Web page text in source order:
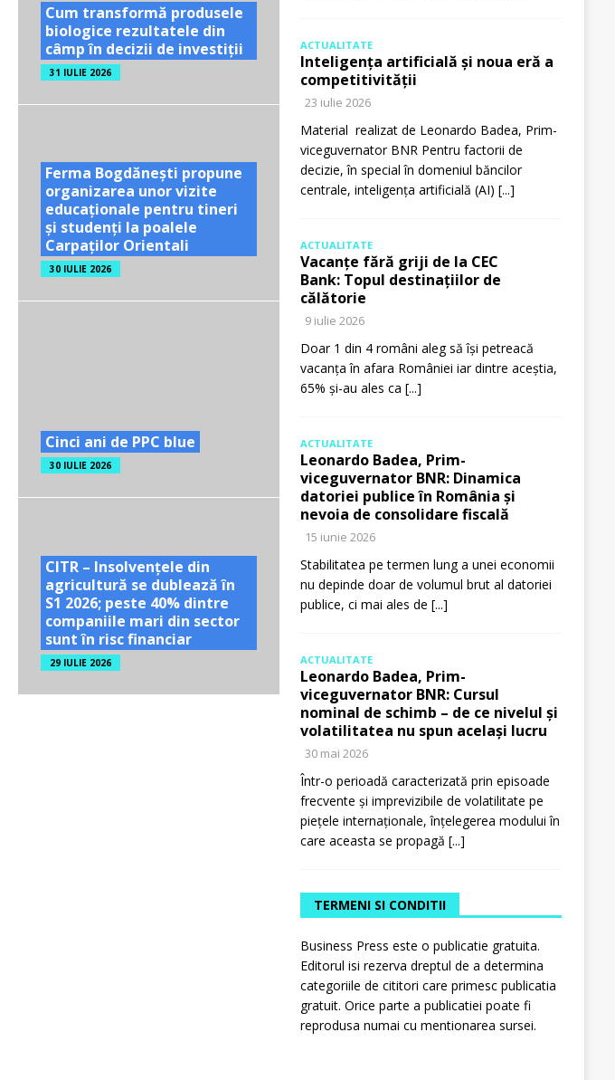
Cum transformă produsele
biologice rezultatele din
câmp în decizii de investiții
31 IULIE 2026
Ferma Bogdănești propune
organizarea unor vizite
educaționale pentru tineri
și studenți la poalele
Carpaților Orientali
30 IULIE 2026
Cinci ani de PPC blue
30 IULIE 2026
CITR – Insolvențele din
agricultură se dublează în
S1 2026; peste 40% dintre
companiile mari din sector
sunt în risc financiar
29 IULIE 2026
ACTUALITATE
Inteligența artificială și noua eră a
competitivității
23 iulie 2026
Material realizat de Leonardo Badea, Prim-
viceguvernator BNR Pentru factorii de
decizie, în special în domeniul băncilor
centrale, inteligența artificială (AI) [...]
ACTUALITATE
Vacanțe fără griji de la CEC
Bank: Topul destinațiilor de
călătorie
9 iulie 2026
Doar 1 din 4 români aleg să își petreacă
vacanța în afara României iar dintre aceștia,
65% și-au ales ca [...]
ACTUALITATE
Leonardo Badea, Prim-
viceguvernator BNR: Dinamica
datoriei publice în România și
nevoia de consolidare fiscală
15 iunie 2026
Stabilitatea pe termen lung a unei economii
nu depinde doar de volumul brut al datoriei
publice, ci mai ales de [...]
ACTUALITATE
Leonardo Badea, Prim-
viceguvernator BNR: Cursul
nominal de schimb – de ce nivelul și
volatilitatea nu spun același lucru
30 mai 2026
Într-o perioadă caracterizată prin episoade
frecvente și imprevizibile de volatilitate pe
piețele internaționale, înțelegerea modului în
care aceasta se propagă [...]
TERMENI SI CONDITII
Business Press este o publicatie gratuita.
Editorul isi rezerva dreptul de a determina
categoriile de cititori care primesc publicatia
gratuit. Orice parte a publicatiei poate fi
reprodusa numai cu mentionarea sursei.